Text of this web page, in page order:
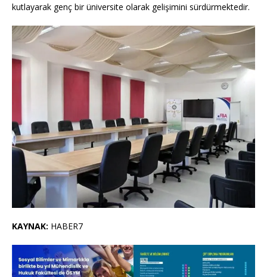
kutlayarak genç bir üniversite olarak gelişimini sürdürmektedir.
KAYNAK: HABER7